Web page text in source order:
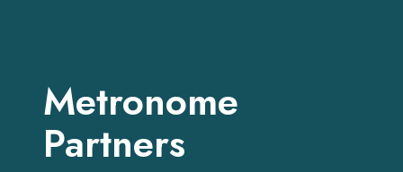
Metronome
Partners